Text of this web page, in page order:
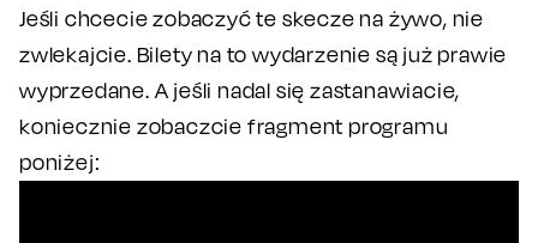
Jeśli chcecie zobaczyć te skecze na żywo, nie
zwlekajcie. Bilety na to wydarzenie są już prawie
wyprzedane. A jeśli nadal się zastanawiacie,
koniecznie zobaczcie fragment programu
poniżej: